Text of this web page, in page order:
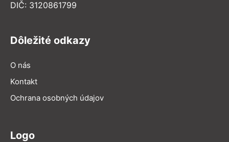
DIČ: 3120861799
Dôležité odkazy
O nás
Kontakt
Ochrana osobných údajov
Logo